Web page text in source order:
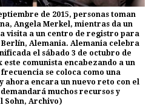
de 2015, personas toman
Angela Merkel, mientras da un
visita a un centro de registro para
Alemania. Alemania celebra
el sábado 3 de octubro de
este comunista encabezando a un
se coloca como una
ahora encara un nuevo reto con el
muchos recursos y
Sohn, Archivo)